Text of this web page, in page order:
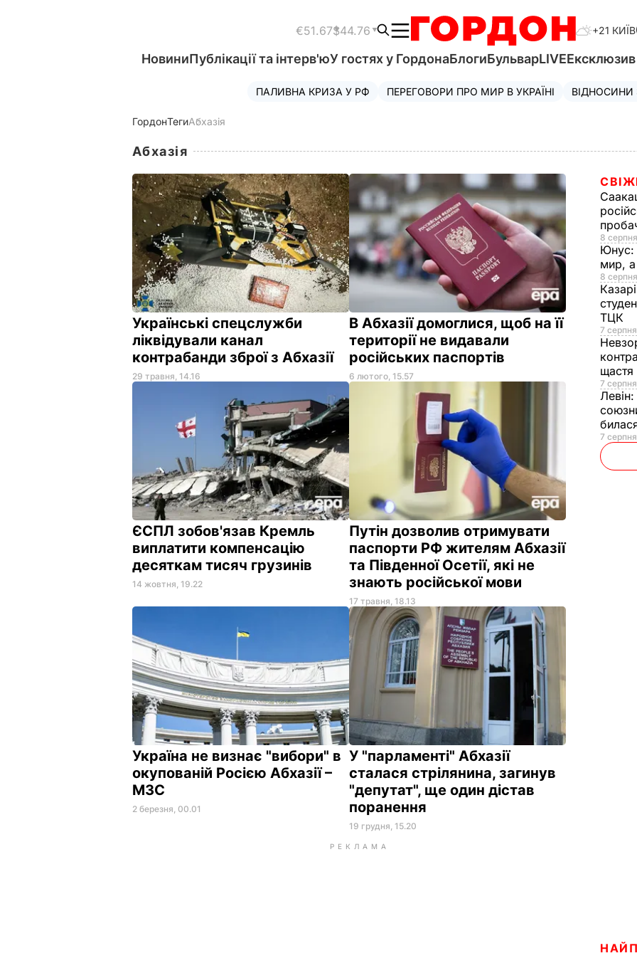
€51.67$44.76 +21 КИЇВ
НовиниПублікації та інтерв'юУ гостях у ГордонаБлогиБульварLIVEЕксклюзив
ПАЛИВНА КРИЗА У РФ ПЕРЕГОВОРИ ПРО МИР В УКРАЇНІ
ГордонТегиАбхазія
Абхазія
Українські спецслужби
ліквідували канал
контрабанди зброї з Абхазії
29 травня, 14.16
В Абхазії домоглися, щоб на її
території не видавали
російських паспортів
6 лютого, 15.57
ЄСПЛ зобов'язав Кремль
виплатити компенсацію
десяткам тисяч грузинів
14 жовтня, 19.22
Путін дозволив отримувати
паспорти РФ жителям Абхазії
та Південної Осетії, які не
знають російської мови
17 травня, 18.13
Україна не визнає "вибори" в
окупованій Росією Абхазії –
МЗС
2 березня, 00.01
У "парламенті" Абхазії
сталася стрілянина, загинув
"депутат", ще один дістав
поранення
19 грудня, 15.20
РЕКЛАМА
8
Юнус:
мир,
8
ТЦК
7
щастя
7
Левін:
7